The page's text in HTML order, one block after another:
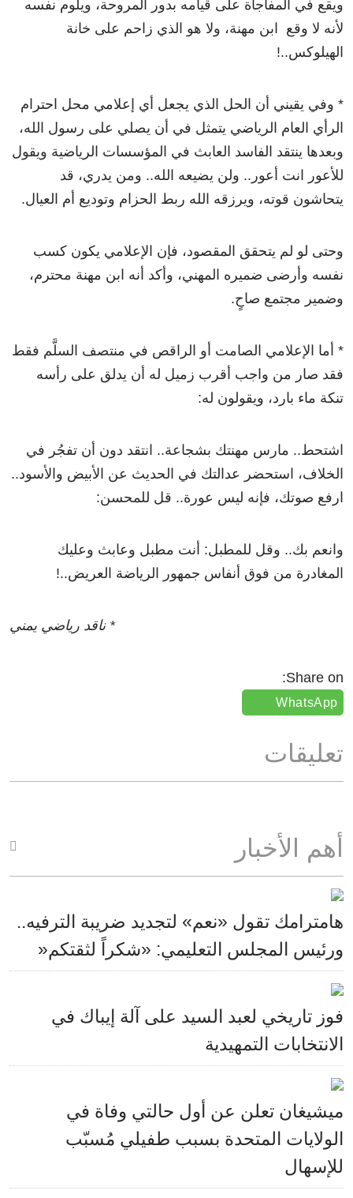
ويقع في المفاجأة على قيامه بدور المروحة، ويلوم نفسه
لأنه لا وقع ابن مهنة، ولا هو الذي زاحم على خانة
الهيلوكس..!
* وفي يقيني أن الحل الذي يجعل أي إعلامي محل احترام
الرأي العام الرياضي يتمثل في أن يصلي على رسول الله،
وبعدها ينتقد الفاسد العابث في المؤسسات الرياضية ويقول
للأعور انت أعور.. ولن يضيعه الله.. ومن يدري، قد
يتحاشون قوته، ويرزقه الله ربط الحزام وتوديع أم العيال.
وحتى لو لم يتحقق المقصود، فإن الإعلامي يكون كسب
نفسه وأرضى ضميره المهني، وأكد أنه ابن مهنة محترم،
وضمير مجتمع صاحٍ.
* أما الإعلامي الصامت أو الراقص في منتصف السلَّم فقط
فقد صار من واجب أقرب زميل له أن يدلق على رأسه
تنكة ماء بارد، ويقولون له:
اشتحط.. مارس مهنتك بشجاعة.. انتقد دون أن تفجُر في
الخلاف، استحضر عدالتك في الحديث عن الأبيض والأسود..
ارفع صوتك، فإنه ليس عورة.. قل للمحسن:
وانعم بك.. وقل للمطبل: أنت مطبل وعابث وعليك
المغادرة من فوق أنفاس جمهور الرياضة العريض..!
* ناقد رياضي يمني
Share on:
WhatsApp
تعليقات
أهم الأخبار
هامترامك تقول «نعم» لتجديد ضريبة الترفيه..
ورئيس المجلس التعليمي: «شكراً لثقتكم«
فوز تاريخي لعبد السيد على آلة إيباك في
الانتخابات التمهيدية
ميشيغان تعلن عن أول حالتي وفاة في
الولايات المتحدة بسبب طفيلي مُسبّب
للإسهال